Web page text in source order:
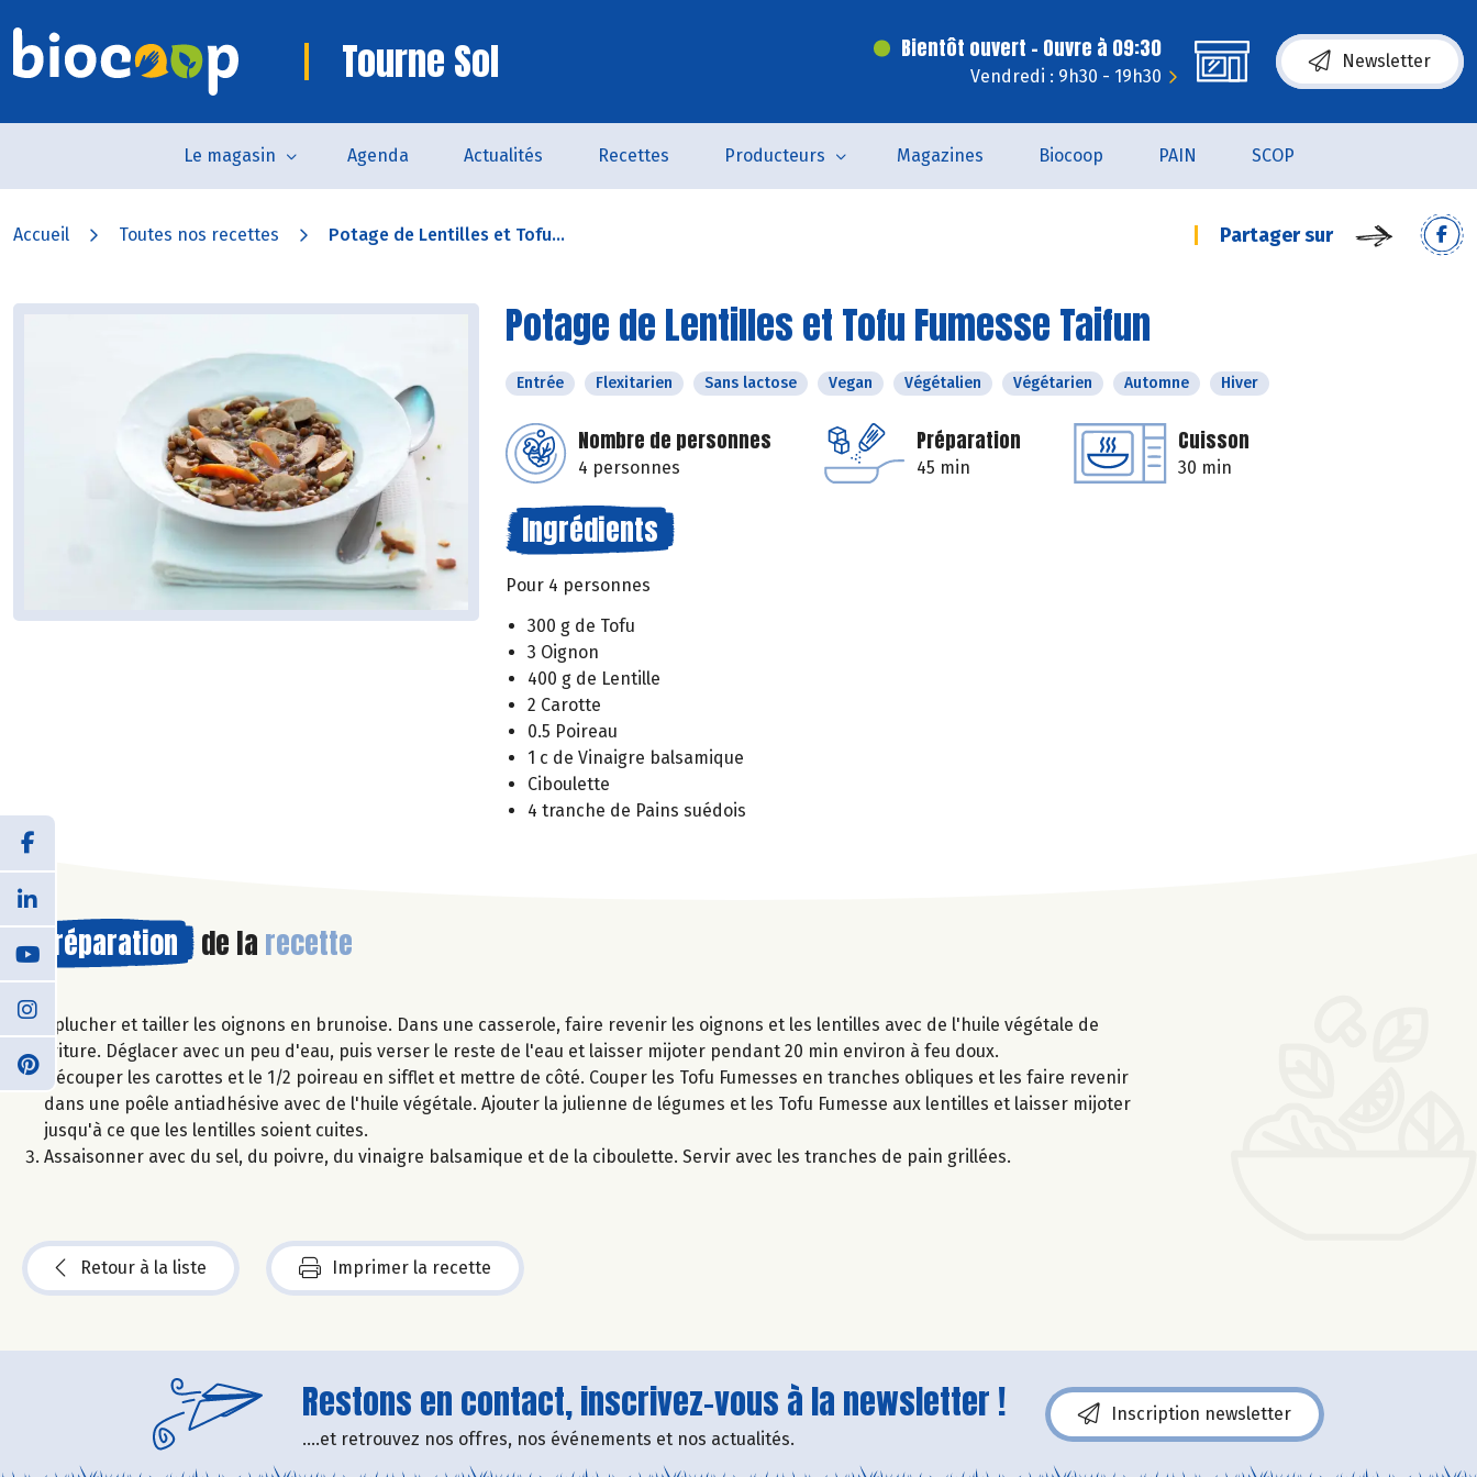
Tourne Sol Bientôt ouvert - Ouvre à 09:30
Vendredi : 9h30 - 19h30
Newsletter
Le magasin Agenda Actualités Recettes Producteurs Magazines Biocoop PAIN SCOP
Accueil Toutes nos recettes Potage de Lentilles et Tofu... Partager sur
Potage de Lentilles et Tofu Fumesse Taifun
Entrée Flexitarien Sans lactose Vegan Végétalien Végétarien Automne Hiver
Nombre de personnes
4 personnes
Préparation
45 min
Cuisson
30 min
Ingrédients
Pour 4 personnes
300 g de Tofu
3 Oignon
400 g de Lentille
2 Carotte
0.5 Poireau
1 c de Vinaigre balsamique
Ciboulette
4 tranche de Pains suédois
Préparation de la recette
Eplucher et tailler les oignons en brunoise. Dans une casserole, faire revenir les oignons et les lentilles avec de l'huile végétale de
friture. Déglacer avec un peu d'eau, puis verser le reste de l'eau et laisser mijoter pendant 20 min environ à feu doux.
Découper les carottes et le 1/2 poireau en sifflet et mettre de côté. Couper les Tofu Fumesses en tranches obliques et les faire revenir
dans une poêle antiadhésive avec de l'huile végétale. Ajouter la julienne de légumes et les Tofu Fumesse aux lentilles et laisser mijoter
jusqu'à ce que les lentilles soient cuites.
Assaisonner avec du sel, du poivre, du vinaigre balsamique et de la ciboulette. Servir avec les tranches de pain grillées.
Retour à la liste Imprimer la recette
Restons en contact, inscrivez-vous à la newsletter !
....et retrouvez nos offres, nos événements et nos actualités.
Inscription newsletter